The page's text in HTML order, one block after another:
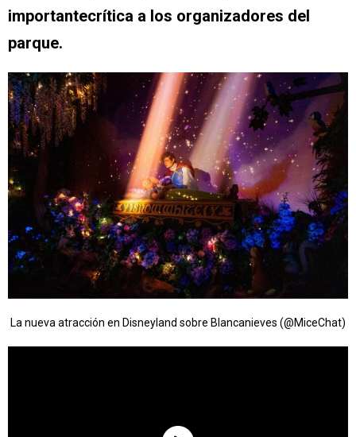
importantecrítica a los organizadores del
parque.
La nueva atracción en Disneyland sobre Blancanieves (@MiceChat)